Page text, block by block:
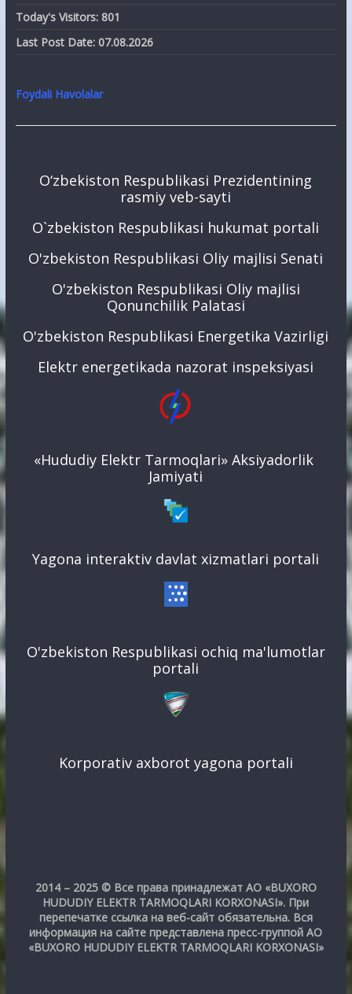
Today's Visitors: 801
Last Post Date: 07.08.2026
Foydali Havolalar
O‘zbekiston Respublikasi Prezidentining
rasmiy veb-sayti
O`zbekiston Respublikasi hukumat portali
O'zbekiston Respublikasi Oliy majlisi Senati
O'zbekiston Respublikasi Oliy majlisi
Qonunchilik Palatasi
O'zbekiston Respublikasi Energetika Vazirligi
Elektr energetikada nazorat inspeksiyasi
«Hududiy Elektr Tarmoqlari» Aksiyadorlik
Jamiyati
Yagona interaktiv davlat xizmatlari portali
O'zbekiston Respublikasi ochiq ma'lumotlar
portali
Korporativ axborot yagona portali
2014 – 2025 © Все права принадлежат АО «BUXORO
HUDUDIY ELEKTR TARMOQLARI KORXONASI». При
перепечатке ссылка на веб-сайт обязательна. Вся
информация на сайте представлена пресс-группой АО
«BUXORO HUDUDIY ELEKTR TARMOQLARI KORXONASI»